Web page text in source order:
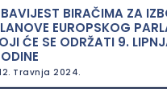
BIRAČIMA ZA
EUROPSKOG
ĆE SE ODRŽATI 9.
12. Travnja 2024.